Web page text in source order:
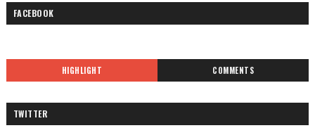
FACEBOOK
HIGHLIGHT COMMENTS
TWITTER